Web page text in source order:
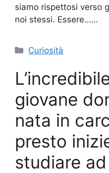
siamo rispettosi verso
noi stessi. Essere……
Categorie
Curiosità
giovane
nata in
presto
studiare